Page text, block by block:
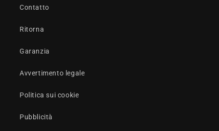
Contatto
Ritorna
Garanzia
Avvertimento legale
Politica sui cookie
Pubblicità